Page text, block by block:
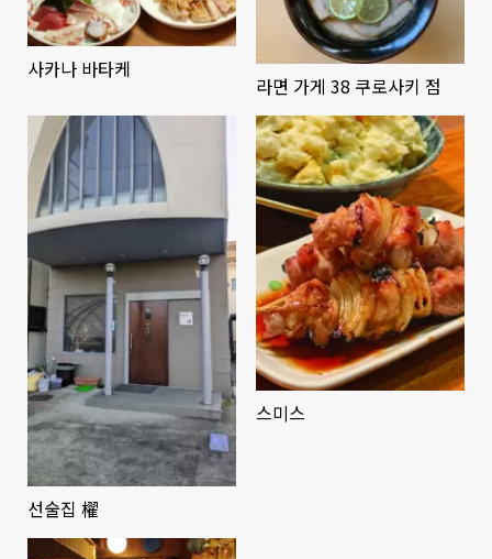
사카나 바타케
라면 가게 38 쿠로사키 점
선술집 櫂
스미스